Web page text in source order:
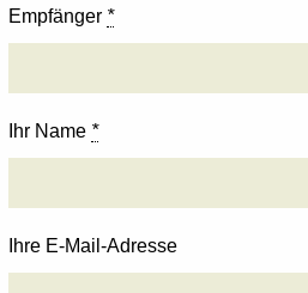
Empfänger *
Ihr Name *
Ihre E-Mail-Adresse